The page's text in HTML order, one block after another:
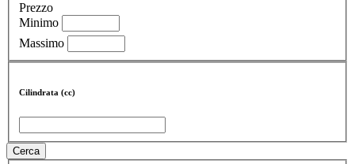
Prezzo
Minimo
Massimo
Cilindrata (cc)
Cerca